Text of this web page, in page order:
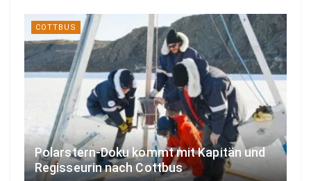
COTTBUS
Polarstern-Doku kommt mit Kapitän und
Regisseurin nach Cottbus